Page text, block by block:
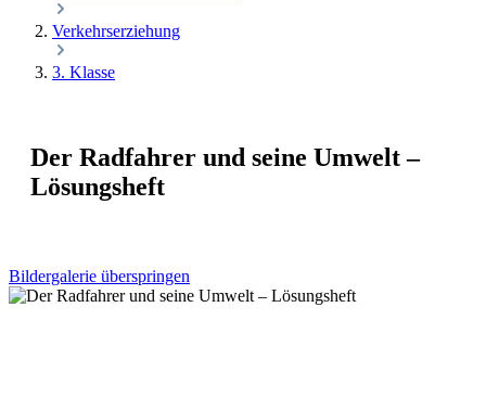
Verkehrserziehung
3. Klasse
Der Radfahrer und seine Umwelt –
Lösungsheft
Bildergalerie überspringen